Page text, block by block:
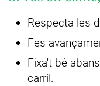
Respecta les
Fes
Fixa't bé
carril.